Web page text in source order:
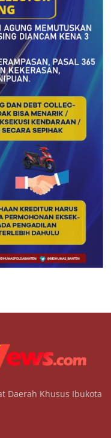
Daerah Khusus Ibukota